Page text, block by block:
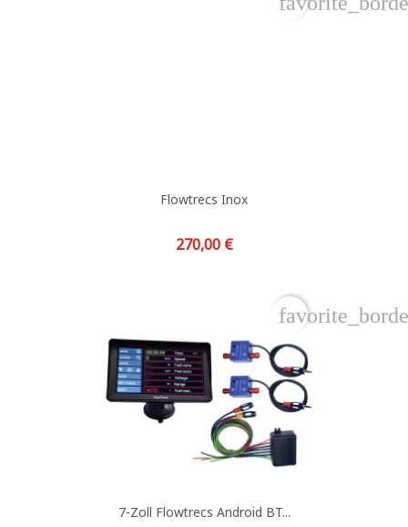
Flowtrecs Inox
Preis
270,00 €
7-Zoll Flowtrecs Android BT...